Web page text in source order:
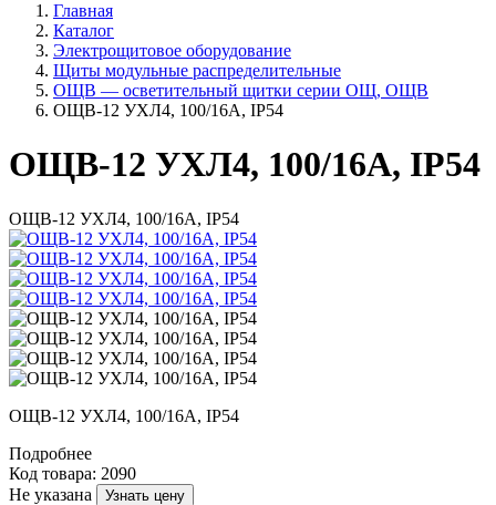
Главная
Каталог
Электрощитовое оборудование
Щиты модульные распределительные
ОЩВ — осветительный щитки серии ОЩ, ОЩВ
ОЩВ-12 УХЛ4, 100/16А, IP54
ОЩВ-12 УХЛ4, 100/16А, IP54
ОЩВ-12 УХЛ4, 100/16А, IP54
ОЩВ-12 УХЛ4, 100/16А, IP54
Подробнее
Код товара: 2090
Не указана
Узнать цену